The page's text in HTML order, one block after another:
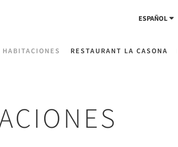
ESPAÑOL
HABITACIONES RESTAURANT LA CASONA